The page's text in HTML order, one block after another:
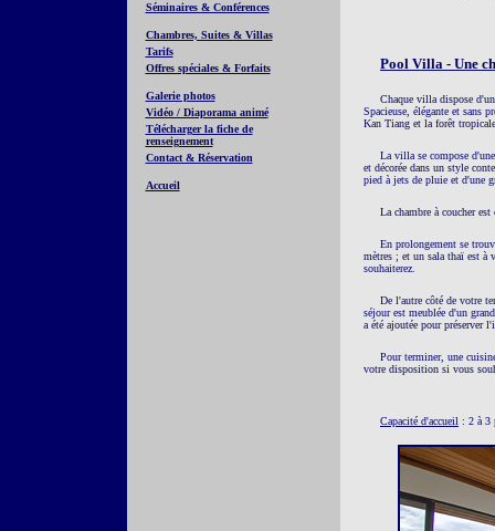
Séminaires & Conférences
Chambres, Suites & Villas
Tarifs
Offres spéciales & Forfaits
Galerie photos
Vidéo / Diaporama animé
Télécharger la fiche de
renseignement
Contact & Réservation
Accueil
Pool Villa - Une
Chaque villa dispose
Spacieuse, élégante et sans
Kan Tiang et la forêt
La villa se compose
et décorée dans un style
pied à jets de pluie et d'une
La chambre à coucher
En prolongement se
mètres ; et un sala thaï est à
souhaiterez.
De l'autre côté de votre
séjour est meublée d'un
a été ajoutée pour
Pour terminer, une
votre disposition si vous
Capacité d'accueil : 2 à 3